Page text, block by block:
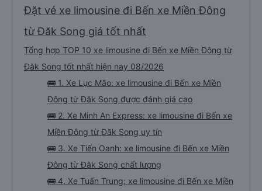
Đặt vé xe limousine đi Bến xe Miền Đông
từ Đăk Song giá tốt nhất
Tổng hợp TOP 10 xe limousine đi Bến xe Miền Đông từ
Đăk Song tốt nhất hiện nay 08/2026
🚌 1. Xe Lục Mão: xe limousine đi Bến xe Miền
Đông từ Đăk Song được đánh giá cao
🚌 2. Xe Minh An Express: xe limousine đi Bến xe
Miền Đông từ Đăk Song uy tín
🚌 3. Xe Tiến Oanh: xe limousine đi Bến xe Miền
Đông từ Đăk Song chất lượng
🚌 4. Xe Tuấn Trung: xe limousine đi Bến xe Miền